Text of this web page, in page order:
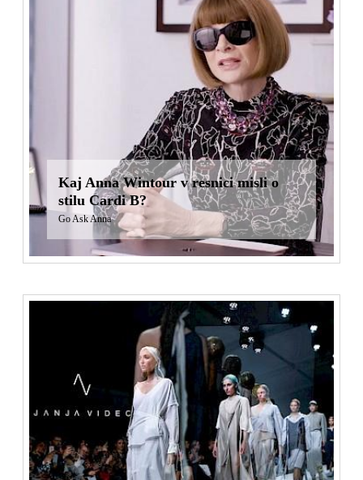
Kaj Anna Wintour v resnici misli o
stilu Cardi B?
Go Ask Anna